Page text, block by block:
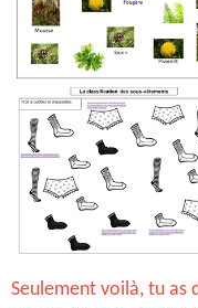
Seulement voilà, tu as